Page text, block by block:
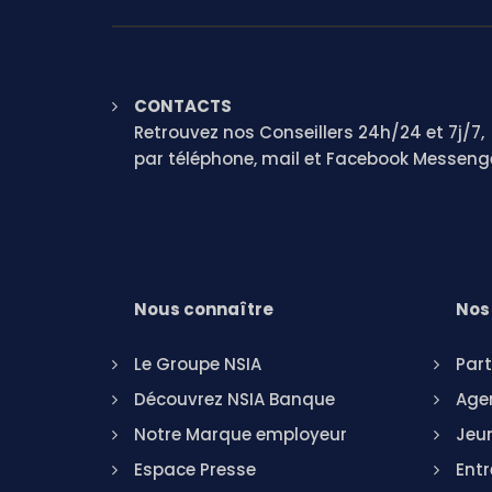
CONTACTS
Retrouvez nos Conseillers 24h/24 et 7j/7,
par téléphone, mail et Facebook
Nous connaître
Le Groupe NSIA
Découvrez NSIA Banque
Notre Marque employeur
Espace Presse